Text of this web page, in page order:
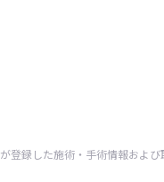
登録した施術・手術情報および